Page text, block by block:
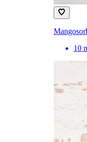
10